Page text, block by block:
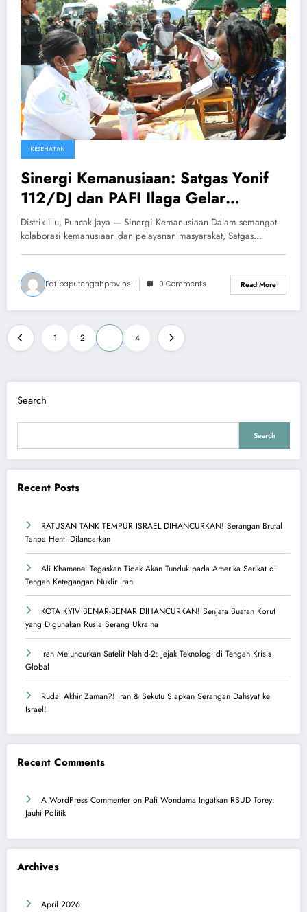
KESEHATAN
Sinergi Kemanusiaan: Satgas Yonif
112/DJ dan PAFI Ilaga Gelar
Pengobatan Gratis di Distrik Illu,
Papua Tengah
Distrik Illu, Puncak Jaya — Sinergi Kemanusiaan Dalam semangat
kolaborasi kemanusiaan dan pelayanan masyarakat, Satgas…
Pafipaputengahprovinsi 0 Comments Read More
Posts
pagination
1 2 4
Search
Search
Recent Posts
RATUSAN TANK TEMPUR ISRAEL DIHANCURKAN! Serangan Brutal
Tanpa Henti Dilancarkan
Ali Khamenei Tegaskan Tidak Akan Tunduk pada Amerika Serikat di
Tengah Ketegangan Nuklir Iran
KOTA KYIV BENAR-BENAR DIHANCURKAN! Senjata Buatan Korut
yang Digunakan Rusia Serang Ukraina
Iran Meluncurkan Satelit Nahid-2: Jejak Teknologi di Tengah Krisis
Global
Rudal Akhir Zaman?! Iran & Sekutu Siapkan Serangan Dahsyat ke
Israel!
Recent Comments
A WordPress Commenter on Pafi Wondama Ingatkan RSUD Torey:
Jauhi Politik
Archives
April 2026